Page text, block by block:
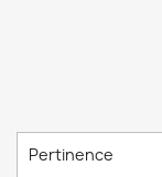
Pertinence